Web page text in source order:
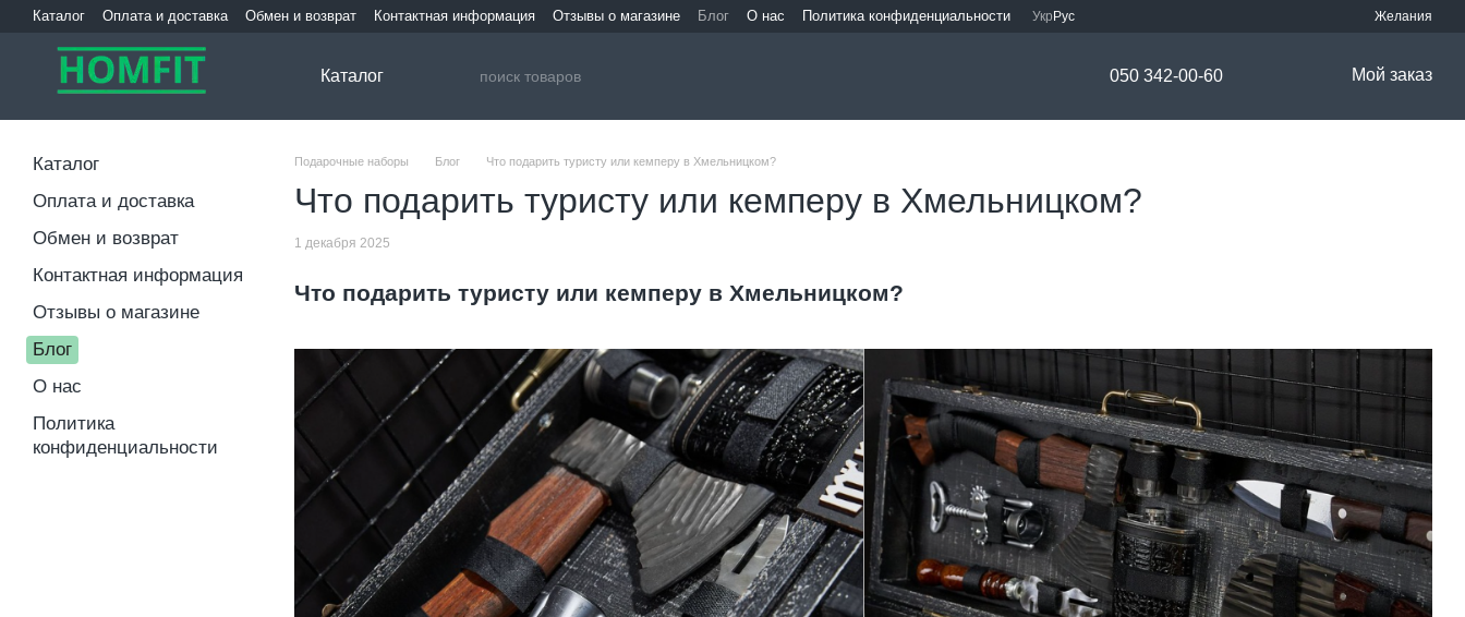
Перейти к основному контенту
Каталог Оплата и доставка Обмен и возврат Контактная информация Отзывы о магазине Блог О нас Политика конфиденциальности Укр Рус Желания
Каталог 050 342-00-60 Мой заказ
Подарочные наборы Блог Что подарить туристу или кемперу в Хмельницком?
Что подарить туристу или кемперу в Хмельницком?
1 декабря 2025
Что подарить туристу или кемперу в Хмельницком?
Каталог
Оплата и доставка
Обмен и возврат
Контактная информация
Отзывы о магазине
Блог
О нас
Политика
конфиденциальности